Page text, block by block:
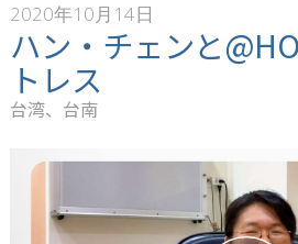
2020年10月14日
ハン・チェンと
トレス
台湾、台南